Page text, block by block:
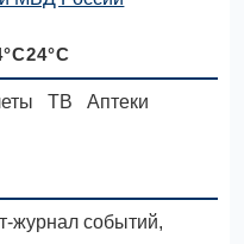
ТВ
Аптеки
журнал событий,